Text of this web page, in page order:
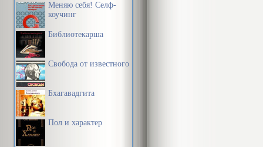
Меняю себя! Селф-
коучинг
Библиотекарша
Свобода от известного
Бхагавадгита
Пол и характер